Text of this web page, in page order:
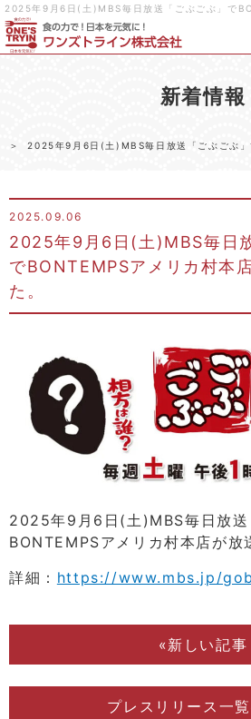
新着情報
2025年9月6日(土)MBS毎日放送「ごぶごぶ
2025.09.06
2025年9月6日(土)MBS毎日
でBONTEMPSアメリカ村本
た。
2025年9月6日(土)MBS毎日放送
BONTEMPSアメリカ村本店が放
詳細： https://www.mbs.jp/
«新しい記事
プレスリリース一